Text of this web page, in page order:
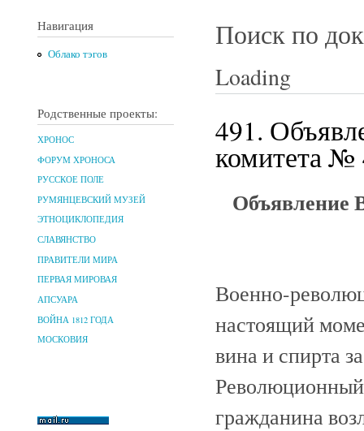
Навигация
Облако тэгов
Родственные проекты:
ХРОНОС
ФОРУМ ХРОНОСА
РУССКОЕ ПОЛЕ
РУМЯНЦЕВСКИЙ МУЗЕЙ
ЭТНОЦИКЛОПЕДИЯ
СЛАВЯНСТВО
ПРАВИТЕЛИ МИРА
ПЕРВАЯ МИРОВАЯ
АПСУАРА
ВОЙНА 1812 ГОДА
МОСКОВИЯ
Поиск по
Loading
491.
комитета №
Объявление
Военно-
настоящий
вина и спирта
Революционный
гражданина